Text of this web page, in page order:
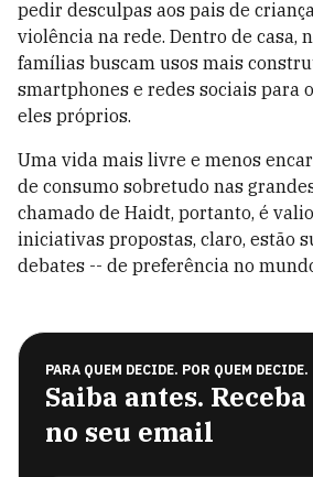
pedir desculpas aos pais de
violência na rede. Dentro de casa,
famílias buscam usos mais
smartphones e redes sociais para
eles próprios.
Uma vida mais livre e menos
de consumo sobretudo nas
chamado de Haidt, portanto, é
iniciativas propostas, claro, estão
debates -- de preferência no
PARA QUEM DECIDE. POR QUEM DECIDE.
Saiba antes.
no seu email